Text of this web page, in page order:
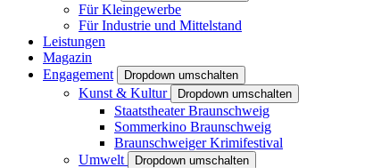
Für Kleingewerbe
Für Industrie und Mittelstand
Leistungen
Magazin
Engagement
Dropdown umschalten
Kunst & Kultur Dropdown umschalten
Staatstheater Braunschweig
Sommerkino Braunschweig
Braunschweiger Krimifestival
Umwelt
Dropdown umschalten